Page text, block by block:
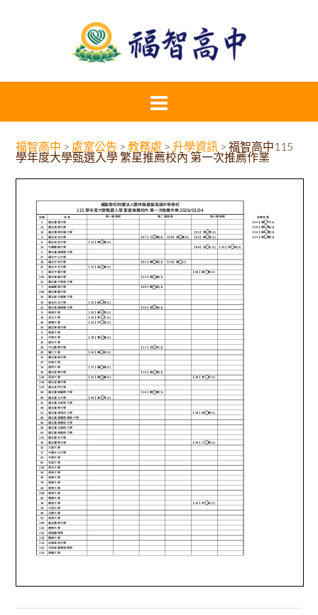
福智高中 > 處室公告 > 教務處 > 升學資訊 > 福智高中115
學年度⼤學甄選入學 繁星推薦校內 第⼀次推薦作業